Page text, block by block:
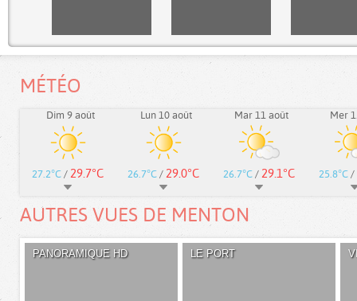
MÉTÉO
Dim 9 août
27.2°C / 29.7°C
Lun 10 août
26.7°C / 29.0°C
Mar 11 août
26.7°C / 29.1°C
Mer
25.8°C /
AUTRES VUES DE MENTON
PANORAMIQUE HD LE PORT